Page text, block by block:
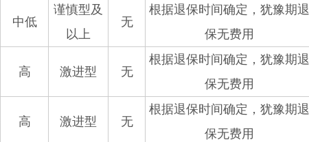
中低
谨慎型及
以上
无
根据退保时间确定，犹豫期退
保无费用
高 激进型 无
根据退保时间确定，犹豫期退
保无费用
高 激进型 无
根据退保时间确定，犹豫期退
保无费用